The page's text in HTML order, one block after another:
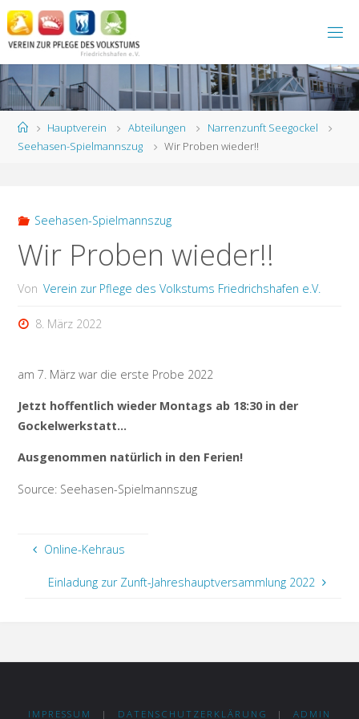
Zum
Inhalt
springen
StartHauptverein Abteilungen
Narrenzunft Seegockel
Seehasen-Spielmannszug
Wir Proben wieder!!
Seehasen-Spielmannszug
Wir Proben wieder!!
Von Verein zur Pflege des Volkstums Friedrichshafen e.V.
8. März 2022
am 7. März war die erste Probe 2022
Jetzt hoffentlich wieder Montags ab 18:30 in der
Gockelwerkstatt…
Ausgenommen natürlich in den Ferien!
Source: Seehasen-Spielmannszug
Online-Kehraus
Einladung zur Zunft-Jahreshauptversammlung 2022
IMPRESSUM | DATENSCHUTZERKLÄRUNG | ADMIN